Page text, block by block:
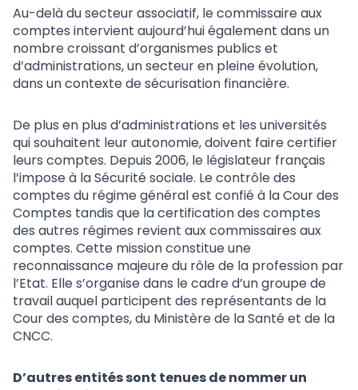
Au-delà du secteur associatif, le commissaire aux
comptes intervient aujourd’hui également dans un
nombre croissant d’organismes publics et
d’administrations, un secteur en pleine évolution,
dans un contexte de sécurisation financière.
De plus en plus d’administrations et les universités
qui souhaitent leur autonomie, doivent faire certifier
leurs comptes. Depuis 2006, le législateur français
l’impose à la Sécurité sociale. Le contrôle des
comptes du régime général est confié à la Cour des
Comptes tandis que la certification des comptes
des autres régimes revient aux commissaires aux
comptes. Cette mission constitue une
reconnaissance majeure du rôle de la profession par
l’Etat. Elle s’organise dans le cadre d’un groupe de
travail auquel participent des représentants de la
Cour des comptes, du Ministère de la Santé et de la
CNCC.
D’autres entités sont tenues de nommer un